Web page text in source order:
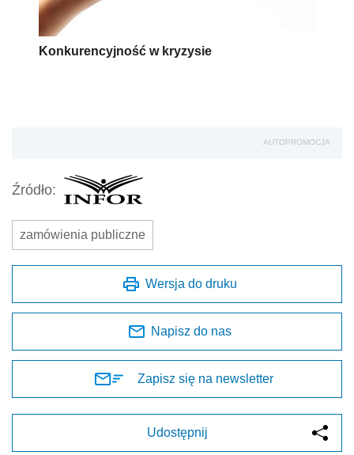
Konkurencyjność w kryzysie
AUTOPROMOCJA
Źródło:
zamówienia publiczne
Wersja do druku
Napisz do nas
Zapisz się na newsletter
Udostępnij